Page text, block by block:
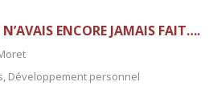
N’AVAIS ENCORE JAMAIS FAIT….
, Développement personnel